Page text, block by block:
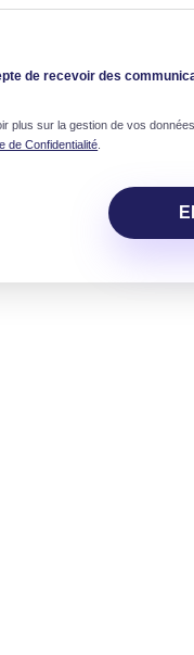
de recevoir des
plus sur la gestion de vos
de Confidentialité